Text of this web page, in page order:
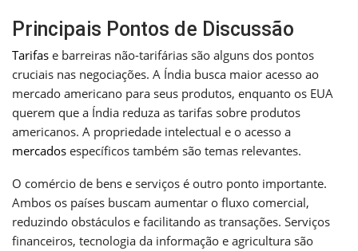
Principais Pontos de Discussão
Tarifas e barreiras não-tarifárias são alguns dos pontos
cruciais nas negociações. A Índia busca maior acesso ao
mercado americano para seus produtos, enquanto os EUA
querem que a Índia reduza as tarifas sobre produtos
americanos. A propriedade intelectual e o acesso a
mercados específicos também são temas relevantes.
O comércio de bens e serviços é outro ponto importante.
Ambos os países buscam aumentar o fluxo comercial,
reduzindo obstáculos e facilitando as transações. Serviços
financeiros, tecnologia da informação e agricultura são